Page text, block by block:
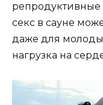
репродуктивные
секс в сауне
даже для
нагрузка на